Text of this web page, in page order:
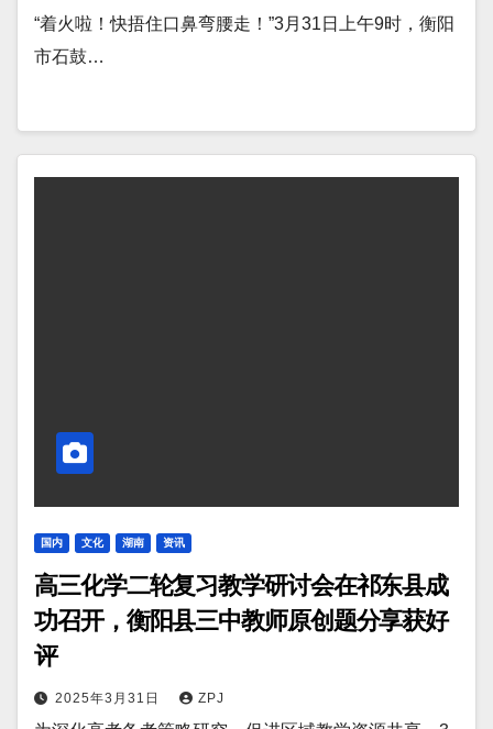
“着火啦！快捂住口鼻弯腰走！”3月31日上午9时，衡阳
市石鼓…
国内 文化 湖南 资讯
高三化学二轮复习教学研讨会在祁东县成
功召开，衡阳县三中教师原创题分享获好
评
2025年3月31日 ZPJ